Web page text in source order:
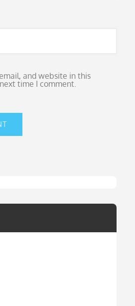
and website in this
time I comment.